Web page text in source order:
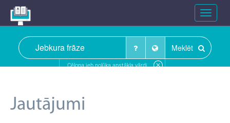
Toggle
Meklēt
Cēloņa jeb nolūka apstākļa vārdi
Jautājumi